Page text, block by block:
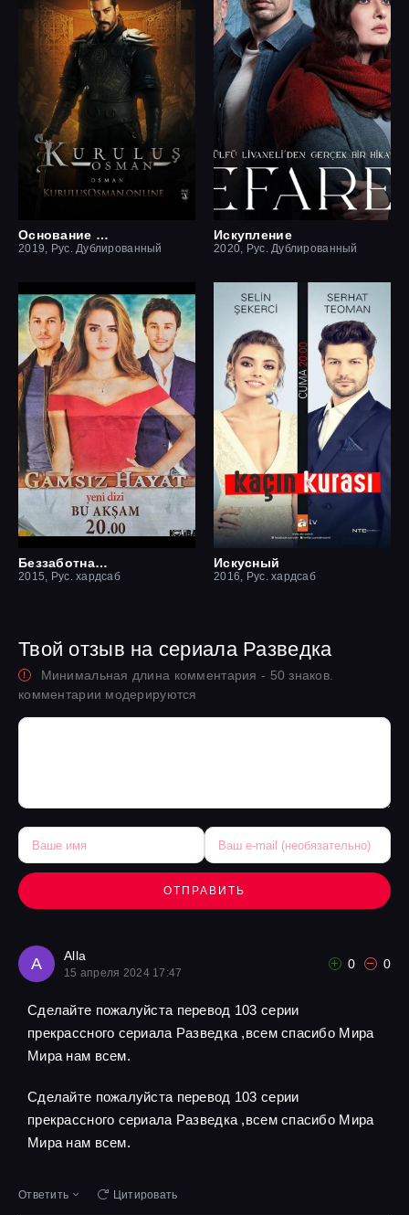
Основание Осман
2019, Рус. Дублированный
Искупление
2020, Рус. Дублированный
Беззаботная жизнь
2015, Рус. хардсаб
Искусный
2016, Рус. хардсаб
Твой отзыв на сериала Разведка
Минимальная длина комментария - 50 знаков.
комментарии модерируются
ОТПРАВИТЬ
A Alla
15 апреля 2024 17:47
0 0
Сделайте пожалуйста перевод 103 серии
прекрассного сериала Разведка ,всем спасибо Мира
Мира нам всем.
Сделайте пожалуйста перевод 103 серии
прекрассного сериала Разведка ,всем спасибо Мира
Мира нам всем.
Ответить Цитировать